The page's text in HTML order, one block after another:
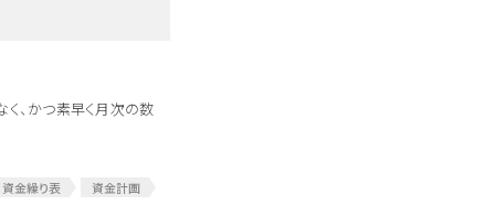
、かつ素早く月次の数
資金繰り表
資金計画